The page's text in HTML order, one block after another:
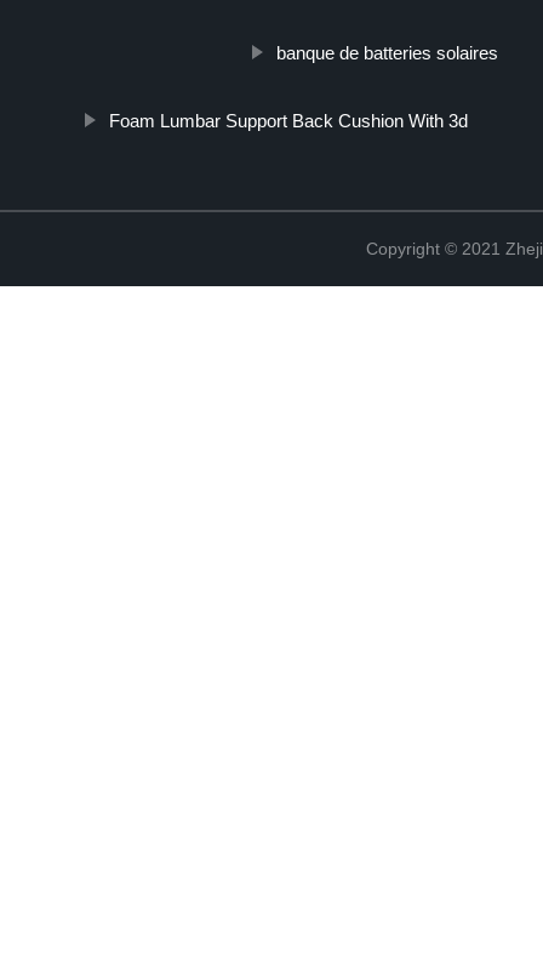
banque de batteries solaires
Foam Lumbar Support Back Cushion With 3d
Copyright © 2021